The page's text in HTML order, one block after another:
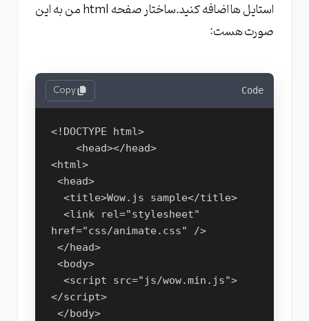
استایل ها اضافه کنید.ساختار صفحه html من به این
صورت هست:
Code
Copy
<!DOCTYPE html>
<head></head>
<html>
<head>
<title>Wow.js sample</title>
<link rel="stylesheet"
href="css/animate.css" />
</head>
<body>
<script src="js/wow.min.js">
</script>
</body>